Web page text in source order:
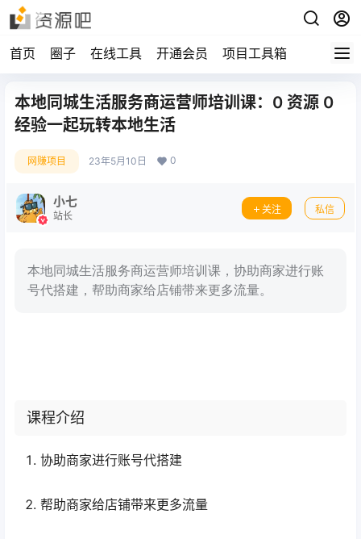
首页 圈子 在线工具 开通会员 项目工具箱
本地同城生活服务商运营师培训课：0 资源 0
经验一起玩转本地生活
网赚项目 23年5月10日 0
小七
站长
关注 私信
本地同城生活服务商运营师培训课，协助商家进行账
号代搭建，帮助商家给店铺带来更多流量。
课程介绍
协助商家进行账号代搭建
帮助商家给店铺带来更多流量